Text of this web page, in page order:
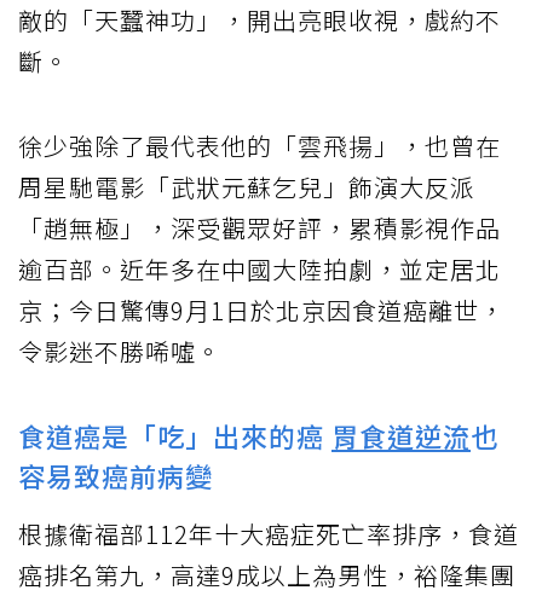
敵的「天蠶神功」，開出亮眼收視，戲約不
斷。
徐少強除了最代表他的「雲飛揚」，也曾在
周星馳電影「武狀元蘇乞兒」飾演大反派
「趙無極」，深受觀眾好評，累積影視作品
逾百部。近年多在中國大陸拍劇，並定居北
京；今日驚傳9月1日於北京因食道癌離世，
令影迷不勝唏噓。
食道癌是「吃」出來的癌 胃食道逆流也
容易致癌前病變
根據衛福部112年十大癌症死亡率排序，食道
癌排名第九，高達9成以上為男性，裕隆集團